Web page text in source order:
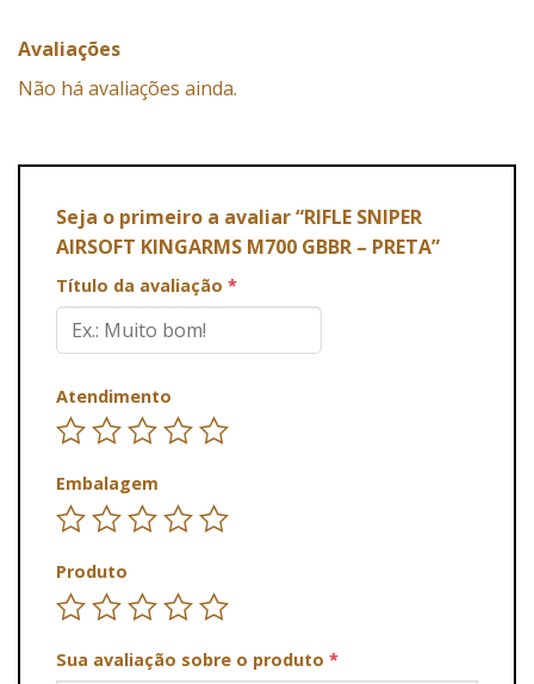
Avaliações
Não há avaliações ainda.
Seja o primeiro a avaliar “RIFLE SNIPER
AIRSOFT KINGARMS M700 GBBR – PRETA”
Título da avaliação *
Atendimento
Embalagem
Produto
Sua avaliação sobre o produto *